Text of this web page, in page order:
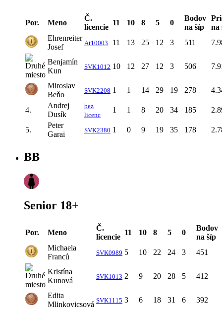
Por. Meno
Č.
licencie
11 10 8 5 0
Bodov
na šíp
na
Ehrenreiter
Josef
At10003 11 13 25 12 3 511
Benjamín
Kun
SVK1012 10 12 27 12 3 506
Miroslav
Beňo
SVK2208 1 1 14 29 19 278
4.
Andrej
Dusík
bez
licenc
1 1 8 20 34 185
5.
Peter
Garai
SVK2380 1 0 9 19 35 178
BB
Senior 18+
Por. Meno
Č.
licencie
11 10 8 5 0
Bodov
na šíp
Michaela
Franců
SVK0989 5 10 22 24 3 451
Kristína
Kunová
SVK1013 2 9 20 28 5 412
Edita
Mlinkovicsová SVK1115 3 6 18 31 6 392